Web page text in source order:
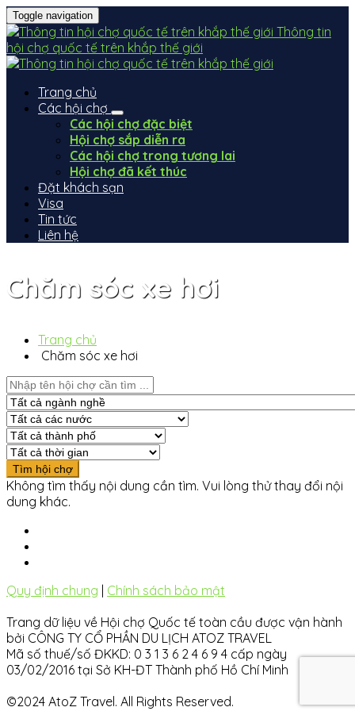
Toggle navigation
Thông tin
hội chợ quốc tế trên khắp thế giới
Trang chủ
Các hội chợ
Các hội chợ đặc biệt
Hội chợ sắp diễn ra
Các hội chợ trong tương lai
Hội chợ đã kết thúc
Đặt khách sạn
Visa
Tin tức
Liên hệ
Chăm sóc xe hơi
Trang chủ
Chăm sóc xe hơi
Không tìm thấy nội dung cần tìm. Vui lòng thử thay đổi nội
dung khác.
Quy định chung
Chính sách bảo mật
Trang dữ liệu về Hội chợ Quốc tế toàn cầu được vận hành
bởi CÔNG TY CỔ PHẦN DU LỊCH ATOZ TRAVEL
Mã số thuế/số ĐKKD: 0 3 1 3 6 2 4 6 9 4 cấp ngày
03/02/2016 tại Sở KH-ĐT Thành phố Hồ Chí Minh
©2024 AtoZ Travel. All Rights Reserved.